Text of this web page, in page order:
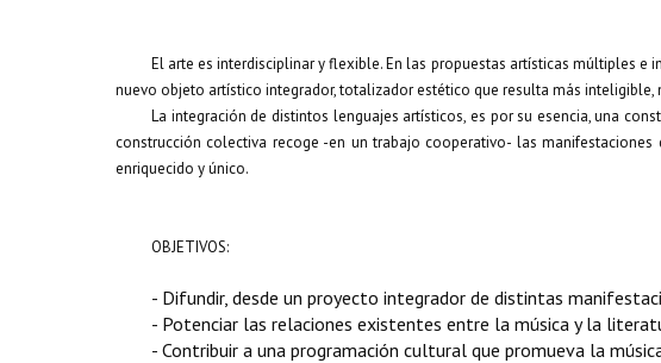
El arte es interdisciplinar y flexible. En las propuestas artísticas múltiples
nuevo objeto artístico integrador, totalizador estético que resulta más inteligible,
La integración de distintos lenguajes artísticos, es por su esencia, una
construcción colectiva recoge -en un trabajo cooperativo- las
enriquecido y único.
OBJETIVOS:
- Difundir, desde un proyecto integrador de distintas
- Potenciar las relaciones existentes entre la música y la
- Contribuir a una programación cultural que promueva la